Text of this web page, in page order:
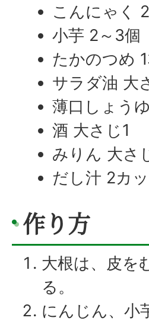
こんにゃく
小芋 2～3個
たかのつめ
サラダ油 大
薄口しょう
酒 大さじ1
みりん 大さ
だし汁 2カ
作り方
大根は、皮を
る。
にんじん、小